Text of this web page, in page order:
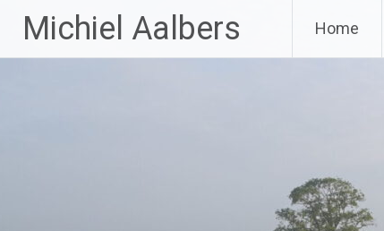
de
Michiel Aalbers Home